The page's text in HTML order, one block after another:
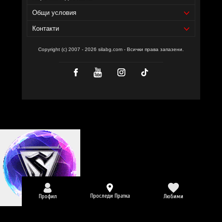
Уебсайт на производителя -
Общи условия
Контакти
Copyright (c) 2007 - 2026 silabg.com - Всички права запазени.
Профил Проследи Пратка Любими